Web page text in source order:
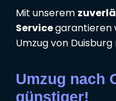
Mit unserem
Servicegarantieren
Umzug von
Umzug nach
günstiger!